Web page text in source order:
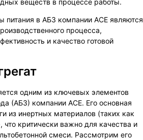
питания в АБЗ компании ACE являются
процесса,
и качество готовой
одним из ключевых элементов
(АБЗ) компании ACE. Его основная
из инертных материалов (таких как
что критически важно для качества и
смеси. Рассмотрим его